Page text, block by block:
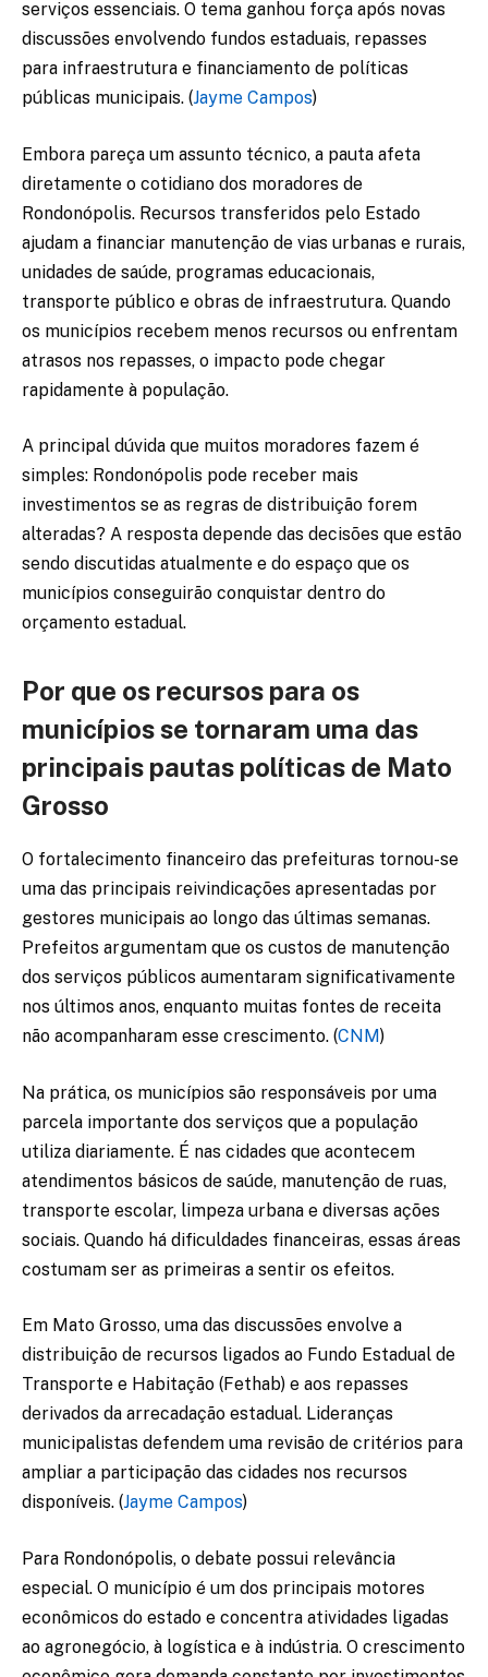
serviços essenciais. O tema ganhou força após novas
discussões envolvendo fundos estaduais, repasses
para infraestrutura e financiamento de políticas
públicas municipais. (Jayme Campos)
Embora pareça um assunto técnico, a pauta afeta
diretamente o cotidiano dos moradores de
Rondonópolis. Recursos transferidos pelo Estado
ajudam a financiar manutenção de vias urbanas e rurais,
unidades de saúde, programas educacionais,
transporte público e obras de infraestrutura. Quando
os municípios recebem menos recursos ou enfrentam
atrasos nos repasses, o impacto pode chegar
rapidamente à população.
A principal dúvida que muitos moradores fazem é
simples: Rondonópolis pode receber mais
investimentos se as regras de distribuição forem
alteradas? A resposta depende das decisões que estão
sendo discutidas atualmente e do espaço que os
municípios conseguirão conquistar dentro do
orçamento estadual.
Por que os recursos para os
municípios se tornaram uma das
principais pautas políticas de Mato
Grosso
O fortalecimento financeiro das prefeituras tornou-se
uma das principais reivindicações apresentadas por
gestores municipais ao longo das últimas semanas.
Prefeitos argumentam que os custos de manutenção
dos serviços públicos aumentaram significativamente
nos últimos anos, enquanto muitas fontes de receita
não acompanharam esse crescimento. (CNM)
Na prática, os municípios são responsáveis por uma
parcela importante dos serviços que a população
utiliza diariamente. É nas cidades que acontecem
atendimentos básicos de saúde, manutenção de ruas,
transporte escolar, limpeza urbana e diversas ações
sociais. Quando há dificuldades financeiras, essas áreas
costumam ser as primeiras a sentir os efeitos.
Em Mato Grosso, uma das discussões envolve a
distribuição de recursos ligados ao Fundo Estadual de
Transporte e Habitação (Fethab) e aos repasses
derivados da arrecadação estadual. Lideranças
municipalistas defendem uma revisão de critérios para
ampliar a participação das cidades nos recursos
disponíveis. (Jayme Campos)
Para Rondonópolis, o debate possui relevância
especial. O município é um dos principais motores
econômicos do estado e concentra atividades ligadas
ao agronegócio, à logística e à indústria. O crescimento